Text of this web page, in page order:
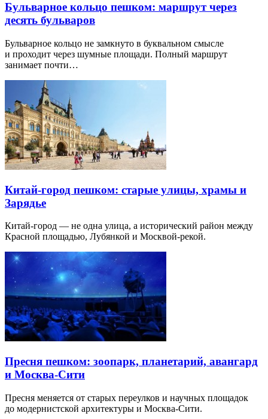
Бульварное кольцо пешком: маршрут через
десять бульваров
Бульварное кольцо не замкнуто в буквальном смысле
и проходит через шумные площади. Полный маршрут
занимает почти…
Китай-город пешком: старые улицы, храмы и
Зарядье
Китай-город — не одна улица, а исторический район между
Красной площадью, Лубянкой и Москвой-рекой.
Пресня пешком: зоопарк, планетарий, авангард
и Москва-Сити
Пресня меняется от старых переулков и научных площадок
до модернистской архитектуры и Москва-Сити.